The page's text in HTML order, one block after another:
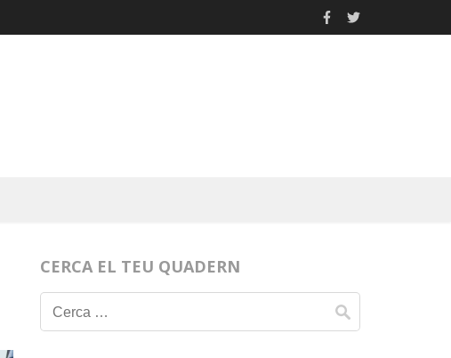
CERCA EL TEU QUADERN
Cerca: